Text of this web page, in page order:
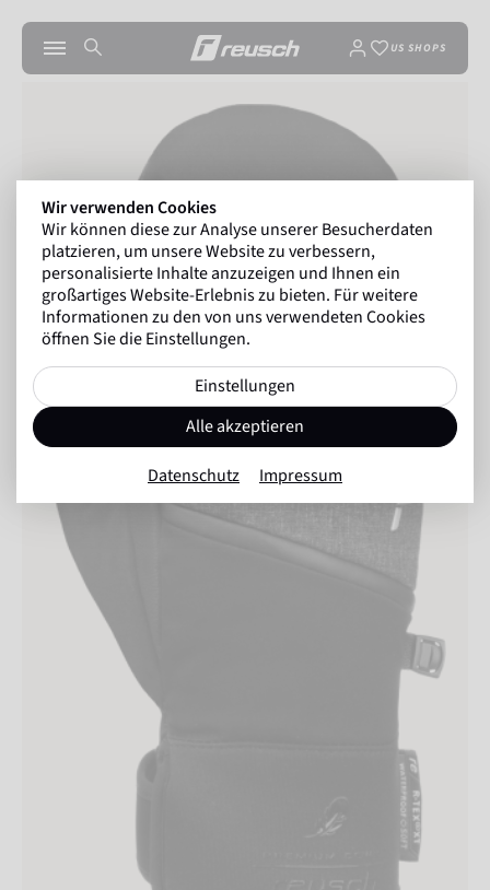
US SHOPS
Wir verwenden Cookies
Wir können diese zur Analyse unserer Besucherdaten
platzieren, um unsere Website zu verbessern,
personalisierte Inhalte anzuzeigen und Ihnen ein
großartiges Website-Erlebnis zu bieten. Für weitere
Informationen zu den von uns verwendeten Cookies
öffnen Sie die Einstellungen.
Einstellungen
Alle akzeptieren
Datenschutz Impressum